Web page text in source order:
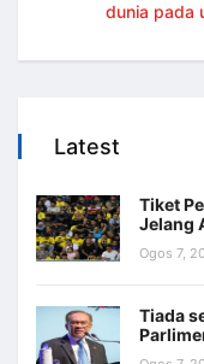
dunia pada
Latest
Tiket
Jelang
Ogos 7,
Tiada